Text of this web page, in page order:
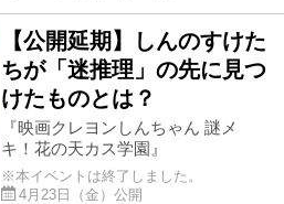
【公開延期】しんのすけた
ちが「迷推理」の先に見つ
けたものとは？
『映画クレヨンしんちゃん 謎メ
キ！花の天カス学園』
※本イベントは終了しました。
4月23日（金）公開